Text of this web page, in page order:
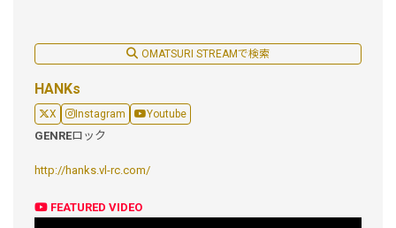
OMATSURI STREAMで検索
HANKs
X Instagram Youtube
GENREロック
http://hanks.vl-rc.com/
FEATURED VIDEO